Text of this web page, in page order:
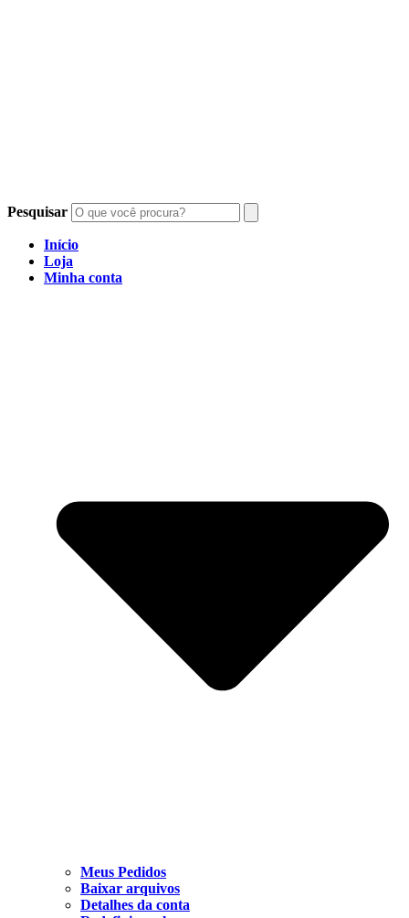
Pesquisar
Início
Loja
Minha conta
Meus Pedidos
Baixar arquivos
Detalhes da conta